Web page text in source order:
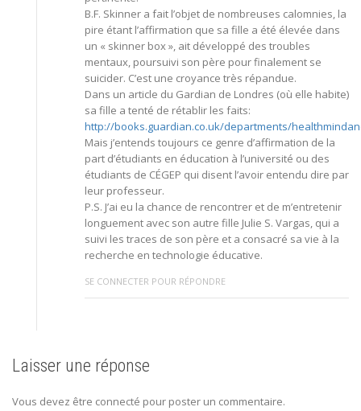
B.F. Skinner a fait l’objet de nombreuses calomnies, la
pire étant l’affirmation que sa fille a été élevée dans
un « skinner box », ait développé des troubles
mentaux, poursuivi son père pour finalement se
suicider. C’est une croyance très répandue.
Dans un article du Gardian de Londres (où elle habite)
sa fille a tenté de rétablir les faits:
http://books.guardian.co.uk/departments/
Mais j’entends toujours ce genre d’affirmation de la
part d’étudiants en éducation à l’université ou des
étudiants de CÉGEP qui disent l’avoir entendu dire par
leur professeur.
P.S. J’ai eu la chance de rencontrer et de m’entretenir
longuement avec son autre fille Julie S. Vargas, qui a
suivi les traces de son père et a consacré sa vie à la
recherche en technologie éducative.
SE CONNECTER POUR RÉPONDRE
Laisser une réponse
Vous devez être connecté pour poster un commentaire.